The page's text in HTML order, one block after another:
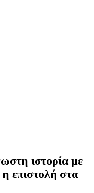
ιστορία με
επιστολή στα